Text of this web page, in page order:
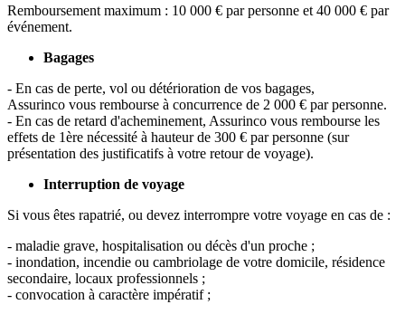
Remboursement maximum : 10 000 € par personne et 40 000 € par
événement.
Bagages
- En cas de perte, vol ou détérioration de vos bagages,
Assurinco vous rembourse à concurrence de 2 000 € par personne.
- En cas de retard d'acheminement, Assurinco vous rembourse les
effets de 1ère nécessité à hauteur de 300 € par personne (sur
présentation des justificatifs à votre retour de voyage).
Interruption de voyage
Si vous êtes rapatrié, ou devez interrompre votre voyage en cas de :
- maladie grave, hospitalisation ou décès d'un proche ;
- inondation, incendie ou cambriolage de votre domicile, résidence
secondaire, locaux professionnels ;
- convocation à caractère impératif ;